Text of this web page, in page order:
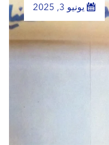
يونيو 3, 2025